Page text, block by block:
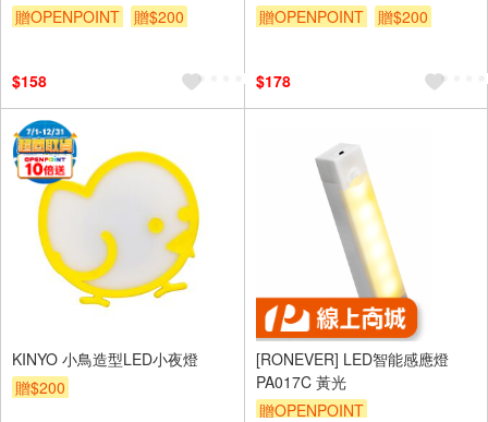
贈OPENPOINT
贈$200
$158
贈OPENPOINT
贈$200
$178
KINYO 小鳥造型LED小夜燈
贈$200
[RONEVER] LED智能感應燈
PA017C 黃光
贈OPENPOINT